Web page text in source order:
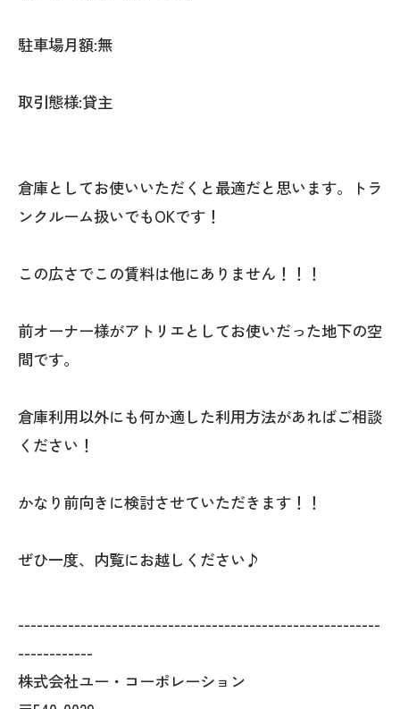
駐車場月額:無
取引態様:貸主
倉庫としてお使いいただくと最適だと思います。トラ
ンクルーム扱いでもOKです！
この広さでこの賃料は他にありません！！！
前オーナー様がアトリエとしてお使いだった地下の空
間です。
倉庫利用以外にも何か適した利用方法があればご相談
ください！
かなり前向きに検討させていただきます！！
ぜひ一度、内覧にお越しください♪
----------------------------------------------------------
------------
株式会社ユー・コーポレーション